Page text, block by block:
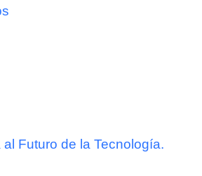
Futuro de la Tecnología.